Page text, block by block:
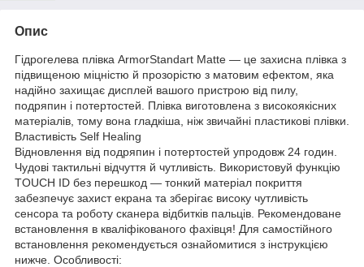
Опис
Гідрогелева плівка ArmorStandart Matte — це захисна плівка з
підвищеною міцністю й прозорістю з матовим ефектом, яка
надійно захищає дисплей вашого пристрою від пилу,
подряпин і потертостей. Плівка виготовлена з високоякісних
матеріалів, тому вона гладкіша, ніж звичайні пластикові плівки.
Властивість Self Healing
Відновлення від подряпин і потертостей упродовж 24 годин.
Чудові тактильні відчуття й чутливість. Використовуй функцію
TOUCH ID без перешкод — тонкий матеріал покриття
забезпечує захист екрана та зберігає високу чутливість
сенсора та роботу сканера відбитків пальців. Рекомендоване
встановлення в кваліфікованого фахівця! Для самостійного
встановлення рекомендується ознайомитися з інструкцією
нижче. Особливості: